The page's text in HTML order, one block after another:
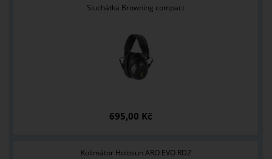
Sluchátka Browning compact
695,00 Kč
Kolimátor Holosun ARO EVO RD2